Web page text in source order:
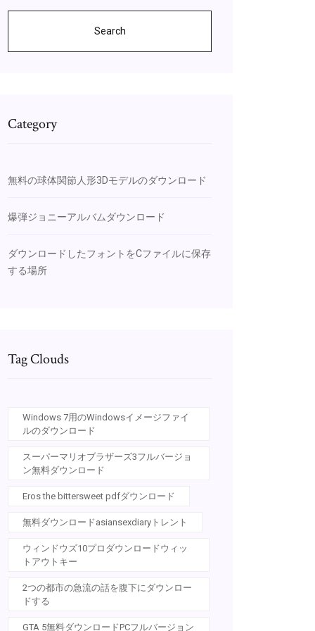
Search
Category
無料の球体関節人形3Dモデルのダウンロード
爆弾ジョニーアルバムダウンロード
ダウンロードしたフォントをCファイルに保存
する場所
Tag Clouds
Windows 7用のWindowsイメージファイ
ルのダウンロード
スーパーマリオブラザーズ3フルバージョ
ン無料ダウンロード
Eros the bittersweet pdfダウンロード
無料ダウンロードasiansexdiaryトレント
ウィンドウズ10プロダウンロードウィッ
トアウトキー
2つの都市の急流の話を腹下にダウンロー
ドする
GTA 5無料ダウンロードPCフルバージョン